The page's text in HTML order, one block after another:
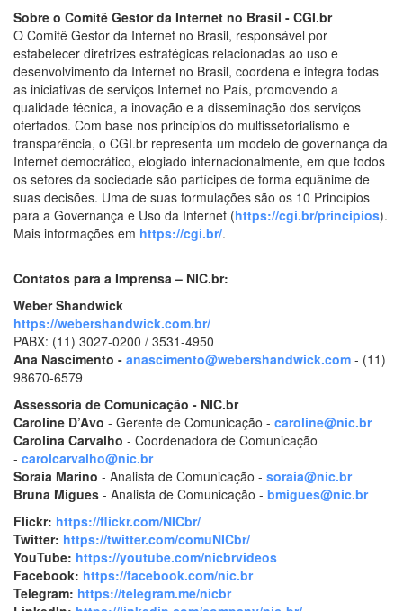
Sobre o Comitê Gestor da Internet no Brasil - CGI.br
O Comitê Gestor da Internet no Brasil, responsável por
estabelecer diretrizes estratégicas relacionadas ao uso e
desenvolvimento da Internet no Brasil, coordena e integra todas
as iniciativas de serviços Internet no País, promovendo a
qualidade técnica, a inovação e a disseminação dos serviços
ofertados. Com base nos princípios do multissetorialismo e
transparência, o CGI.br representa um modelo de governança da
Internet democrático, elogiado internacionalmente, em que todos
os setores da sociedade são partícipes de forma equânime de
suas decisões. Uma de suas formulações são os 10 Princípios
para a Governança e Uso da Internet (https://cgi.br/principios).
Mais informações em https://cgi.br/.
Contatos para a Imprensa – NIC.br:
Weber Shandwick
https://webershandwick.com.br/
PABX: (11) 3027-0200 / 3531-4950
Ana Nascimento - anascimento@webershandwick.com - (11)
98670-6579
Assessoria de Comunicação - NIC.br
Caroline D’Avo - Gerente de Comunicação - caroline@nic.br
Carolina Carvalho - Coordenadora de Comunicação
- carolcarvalho@nic.br
Soraia Marino - Analista de Comunicação - soraia@nic.br
Bruna Migues - Analista de Comunicação - bmigues@nic.br
Flickr: https://flickr.com/NICbr/
Twitter: https://twitter.com/comuNICbr/
YouTube: https://youtube.com/nicbrvideos
Facebook: https://facebook.com/nic.br
Telegram: https://telegram.me/nicbr